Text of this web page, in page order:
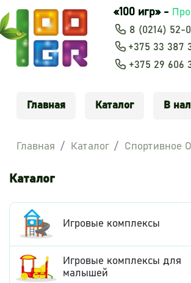
«100 игр» -
8 (0214) 52-
+375 33 387
+375 29 606
Главная Каталог В
Главная Каталог Спортивное
Каталог
Игровые комплексы
Игровые комплексы для
малышей